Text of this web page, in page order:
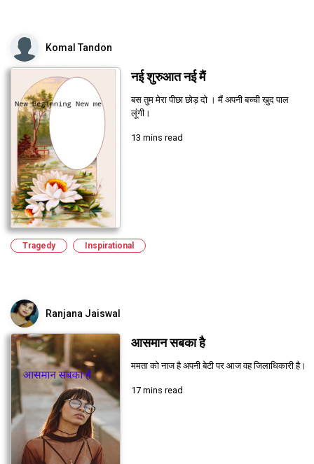
Komal Tandon
नई शुरुआत नई मैं
बस तुम मेरा पीछा छोड़ दो । मैं अपनी बच्ची खुद पाल
लूंगी।
13 mins read
Tragedy Inspirational
Ranjana Jaiswal
आसमान सबका है
ममता को नाज है अपनी बेटी पर आज वह जिलाधिकारी है।
17 mins read